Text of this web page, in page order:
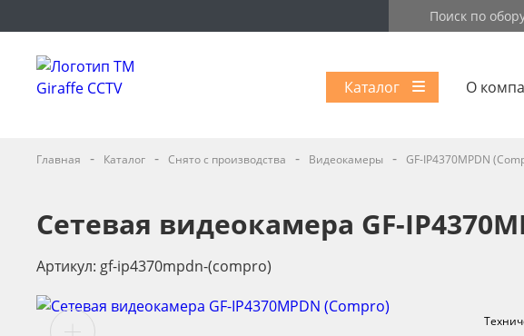
Каталог О
Главная - Каталог - Снято с производства - Видеокамеры - GF-IP4370MPDN
Сетевая видеокамера GF-
Артикул: gf-ip4370mpdn-(compro)